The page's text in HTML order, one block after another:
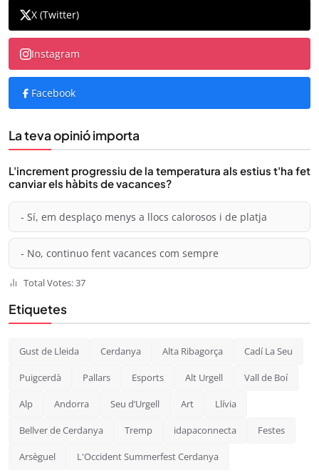
X (Twitter)
Instagram
Facebook
La teva opinió importa
L'increment progressiu de la temperatura als estius t'ha fet
canviar els hàbits de vacances?
- Sí, em desplaço menys a llocs calorosos i de platja
- No, continuo fent vacances com sempre
Total Votes: 37
Etiquetes
Gust de Lleida Cerdanya Alta Ribagorça Cadí La Seu
Puigcerdà Pallars Esports Alt Urgell Vall de Boí
Alp Andorra Seu d’Urgell Art Llívia
Bellver de Cerdanya Tremp idapaconnecta Festes
Arsèguel L'Occident Summerfest Cerdanya